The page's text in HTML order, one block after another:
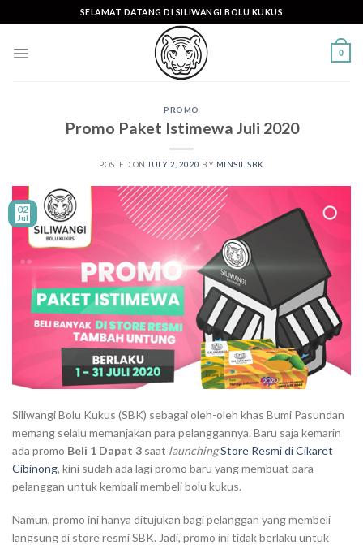
to
SELAMAT DATANG DI SILIWANGI BOLU KUKUS
0
PROMO
Promo Paket Istimewa Juli 2020
POSTED ON JULY 2, 2020 BY MINSIL SBK
02
Jul
Siliwangi Bolu Kukus (SBK) sebagai oleh-oleh khas Bumi Pasundan
memang selalu memanjakan para pelanggannya. Baru saja kemarin
ada promo Beli 1 Dapat 3 saat launchingStore Resmi di Cikaret
Cibinong, kini sudah ada lagi promo baru yang membuat para
pelanggan untuk kembali membeli bolu kukus.
Namun, promo ini hanya ditujukan bagi pelanggan yang membeli
langsung di store resmi SBK. Jadi, promo ini tidak berlaku untuk